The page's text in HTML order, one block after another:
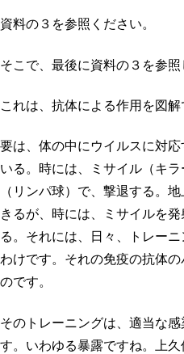
資料の３を参照ください。
そこで、最後に資料の３を参
これは、抗体による作用を図解
要は、体の中にウイルスに対
いる。時には、ミサイル（キ
（リンパ球）で、撃退する。
きるが、時には、ミサイルを
る。それには、日々、トレー
わけです。それの免疫の抗体
のです。
そのトレーニングは、適当な
す。いわゆる暴露ですね。上